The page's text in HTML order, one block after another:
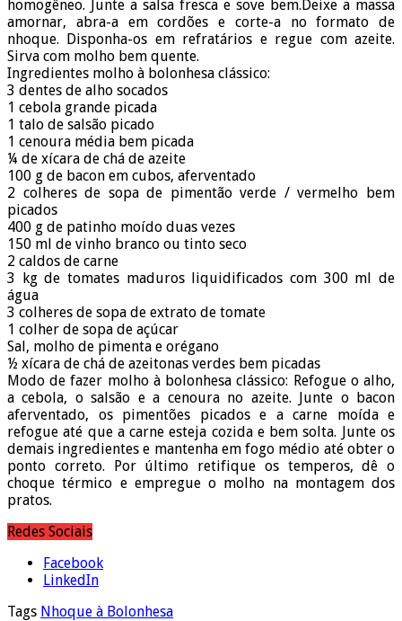
homogêneo. Junte a salsa fresca e sove bem.Deixe a massa
amornar, abra-a em cordões e corte-a no formato de
nhoque. Disponha-os em refratários e regue com azeite.
Sirva com molho bem quente.
Ingredientes molho à bolonhesa clássico:
3 dentes de alho socados
1 cebola grande picada
1 talo de salsão picado
1 cenoura média bem picada
¼ de xícara de chá de azeite
100 g de bacon em cubos, aferventado
2 colheres de sopa de pimentão verde / vermelho bem
picados
400 g de patinho moído duas vezes
150 ml de vinho branco ou tinto seco
2 caldos de carne
3 kg de tomates maduros liquidificados com 300 ml de
água
3 colheres de sopa de extrato de tomate
1 colher de sopa de açúcar
Sal, molho de pimenta e orégano
½ xícara de chá de azeitonas verdes bem picadas
Modo de fazer molho à bolonhesa clássico: Refogue o alho,
a cebola, o salsão e a cenoura no azeite. Junte o bacon
aferventado, os pimentões picados e a carne moída e
refogue até que a carne esteja cozida e bem solta. Junte os
demais ingredientes e mantenha em fogo médio até obter o
ponto correto. Por último retifique os temperos, dê o
choque térmico e empregue o molho na montagem dos
pratos.
Redes Sociais
Facebook
LinkedIn
Tags Nhoque à Bolonhesa